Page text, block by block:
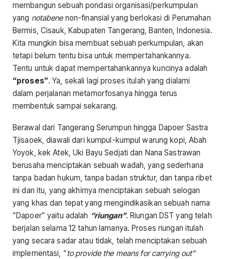
membangun sebuah pondasi organisasi/perkumpulan
yang notabenenon-finansial yang berlokasi di Perumahan
Bermis, Cisauk, Kabupaten Tangerang, Banten, Indonesia.
Kita mungkin bisa membuat sebuah perkumpulan, akan
tetapi belum tentu bisa untuk mempertahankannya.
Tentu untuk dapat mempertahankannya kuncinya adalah
“proses”. Ya, sekali lagi proses itulah yang dialami
dalam perjalanan metamorfosanya hingga terus
membentuk sampai sekarang.
Berawal dari Tangerang Serumpun hingga Dapoer Sastra
Tjisaoek, diawali dari kumpul-kumpul warung kopi, Abah
Yoyok, kek Atek, Uki Bayu Sedjati dan Nana Sastrawan
berusaha menciptakan sebuah wadah, yang sederhana
tanpa badan hukum, tanpa badan struktur, dan tanpa ribet
ini dan itu, yang akhirnya menciptakan sebuah selogan
yang khas dan tepat yang mengindikasikan sebuah nama
“Dapoer” yaitu adalah “riungan”. Riungan DST yang telah
berjalan selama 12 tahun lamanya. Proses riungan itulah
yang secara sadar atau tidak, telah menciptakan sebuah
implementasi, “to provide the means for carrying out”